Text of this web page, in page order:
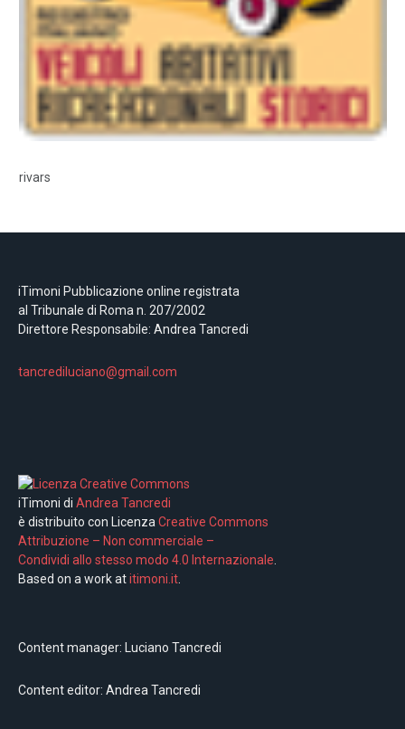
rivars
iTimoni Pubblicazione online registrata
al Tribunale di Roma n. 207/2002
Direttore Responsabile: Andrea Tancredi
tancrediluciano@gmail.com
iTimoni di Andrea Tancredi
è distribuito con Licenza Creative Commons
Attribuzione – Non commerciale –
Condividi allo stesso modo 4.0 Internazionale
Based on a work atitimoni.it
Content manager: Luciano Tancredi
Content editor: Andrea Tancredi